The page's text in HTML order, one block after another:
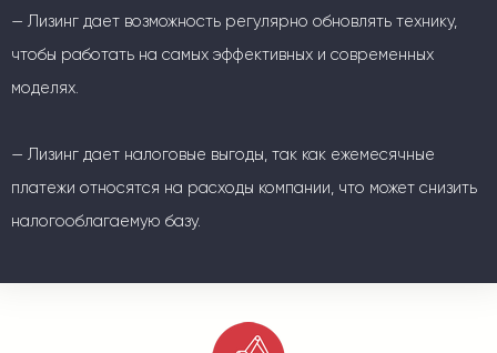
— Лизинг дает возможность регулярно обновлять технику,
чтобы работать на самых эффективных и современных
моделях.
— Лизинг дает налоговые выгоды, так как ежемесячные
платежи относятся на расходы компании, что может снизить
налогооблагаемую базу.